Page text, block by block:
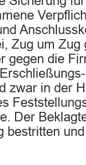
Zug um Zug
gegen die
zwar in der
Der
bestritten